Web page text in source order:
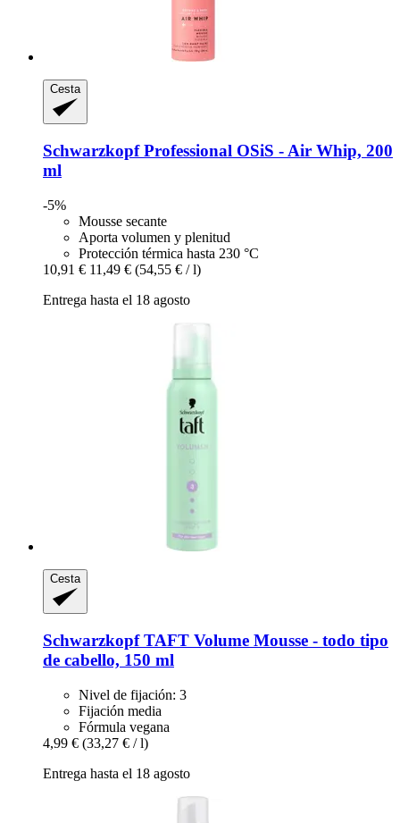
Cesta
Schwarzkopf Professional OSiS -​ Air Whip, 200
ml
-5%
Mousse secante
Aporta volumen y plenitud
Protección térmica hasta 230 °C
10,91 € 11,49 € (54,55 € / l)
Entrega hasta el 18 agosto
Cesta
SchwarzkopfTAFT Volume Mousse -​ todo tipo
de cabello, 150 ml
Nivel de fijación: 3
Fijación media
Fórmula vegana
4,99 € (33,27 € / l)
Entrega hasta el 18 agosto